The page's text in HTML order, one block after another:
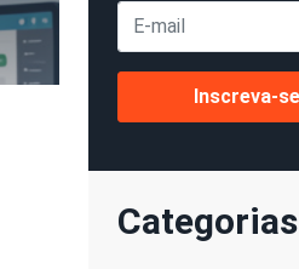
Categorias